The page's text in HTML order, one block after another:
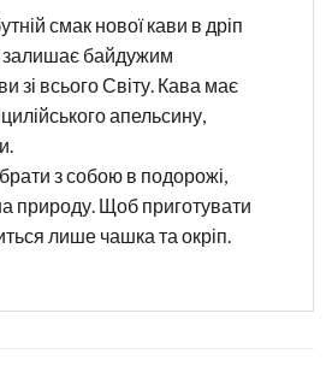
смак нової кави в дріп
залишає байдужим
зі всього Світу. Кава має
апельсину,
з собою в подорожі,
природу. Щоб приготувати
лише чашка та окріп.